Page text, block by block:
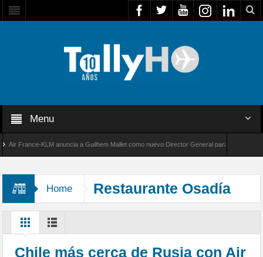
Menu
France-KLM anuncia a Guilhem Mallet como nuevo Director General para América Latina
Home Restaurante Osadía
Chile más cerca de Rusia con Air